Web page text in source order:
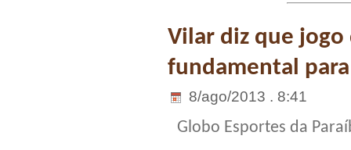
Vilar diz que jogo
fundamental
8/ago/2013 . 8:41
Globo Esportes da